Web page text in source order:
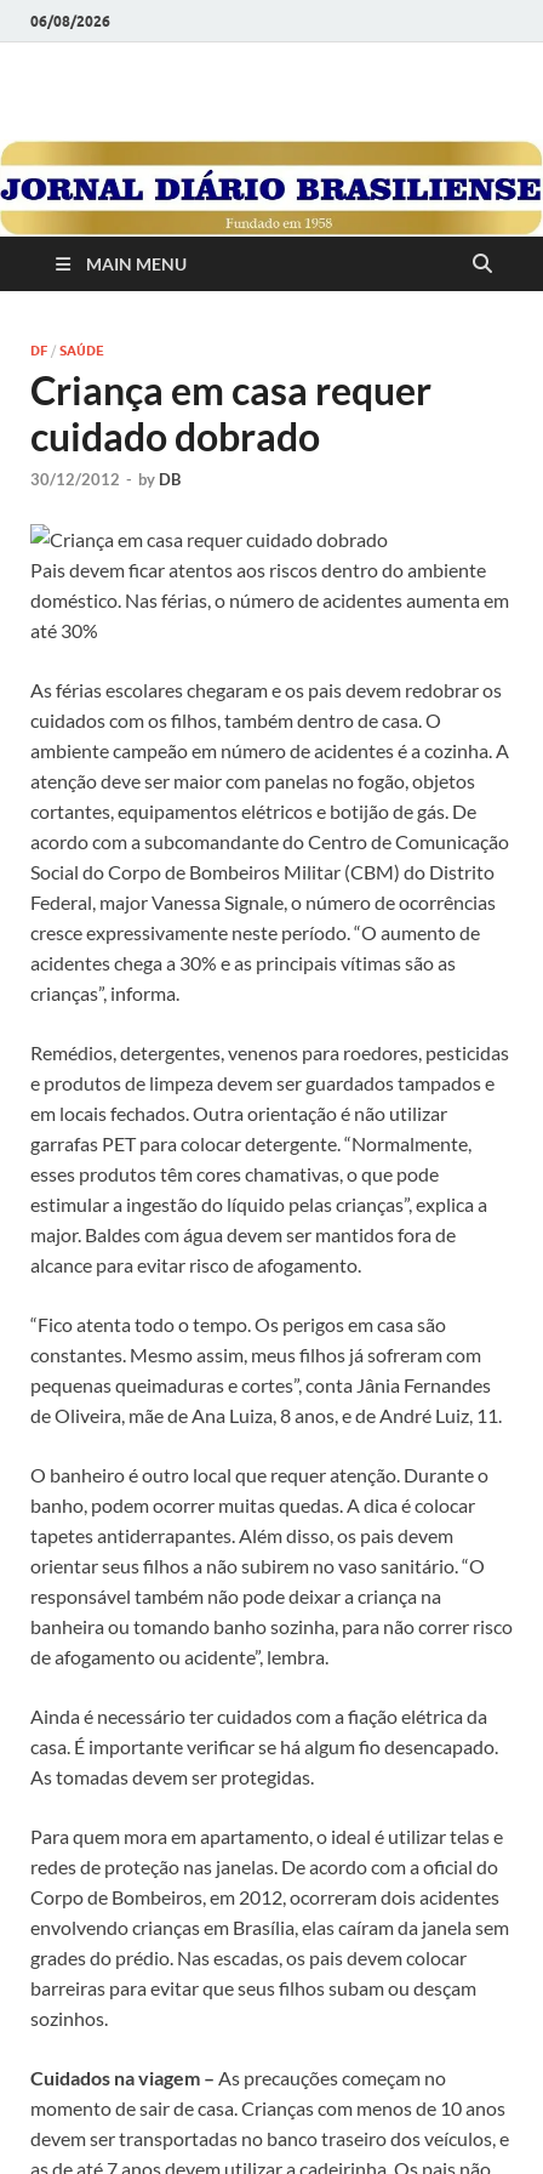
06/08/2026
JORNAL DIÁRIO
BRASILIENSE
1958
MAIN MENU
DF / SAÚDE
Criança em casa requer
cuidado dobrado
30/12/2012 - by DB
Pais devem ficar atentos aos riscos dentro do ambiente
doméstico. Nas férias, o número de acidentes aumenta em
até 30%
As férias escolares chegaram e os pais devem redobrar os
cuidados com os filhos, também dentro de casa. O
ambiente campeão em número de acidentes é a cozinha. A
atenção deve ser maior com panelas no fogão, objetos
cortantes, equipamentos elétricos e botijão de gás. De
acordo com a subcomandante do Centro de Comunicação
Social do Corpo de Bombeiros Militar (CBM) do Distrito
Federal, major Vanessa Signale, o número de ocorrências
cresce expressivamente neste período. “O aumento de
acidentes chega a 30% e as principais vítimas são as
crianças”, informa.
Remédios, detergentes, venenos para roedores, pesticidas
e produtos de limpeza devem ser guardados tampados e
em locais fechados. Outra orientação é não utilizar
garrafas PET para colocar detergente. “Normalmente,
esses produtos têm cores chamativas, o que pode
estimular a ingestão do líquido pelas crianças”, explica a
major. Baldes com água devem ser mantidos fora de
alcance para evitar risco de afogamento.
“Fico atenta todo o tempo. Os perigos em casa são
constantes. Mesmo assim, meus filhos já sofreram com
pequenas queimaduras e cortes”, conta Jânia Fernandes
de Oliveira, mãe de Ana Luiza, 8 anos, e de André Luiz, 11.
O banheiro é outro local que requer atenção. Durante o
banho, podem ocorrer muitas quedas. A dica é colocar
tapetes antiderrapantes. Além disso, os pais devem
orientar seus filhos a não subirem no vaso sanitário. “O
responsável também não pode deixar a criança na
banheira ou tomando banho sozinha, para não correr risco
de afogamento ou acidente”, lembra.
Ainda é necessário ter cuidados com a fiação elétrica da
casa. É importante verificar se há algum fio desencapado.
As tomadas devem ser protegidas.
Para quem mora em apartamento, o ideal é utilizar telas e
redes de proteção nas janelas. De acordo com a oficial do
Corpo de Bombeiros, em 2012, ocorreram dois acidentes
envolvendo crianças em Brasília, elas caíram da janela sem
grades do prédio. Nas escadas, os pais devem colocar
barreiras para evitar que seus filhos subam ou desçam
sozinhos.
Cuidados na viagem – As precauções começam no
momento de sair de casa. Crianças com menos de 10 anos
devem ser transportadas no banco traseiro dos veículos, e
as de até 7 anos devem utilizar a cadeirinha. Os pais não